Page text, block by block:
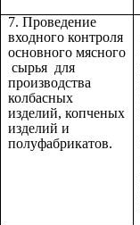
7. Проведение
входного контроля
основного мясного
сырья для
производства
колбасных
изделий, копченых
изделий и
полуфабрикатов.